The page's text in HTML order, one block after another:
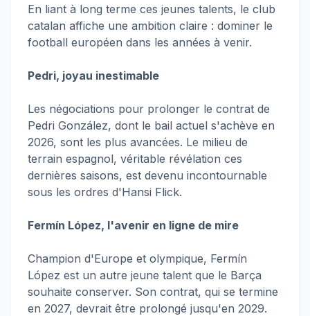
En liant à long terme ces jeunes talents, le club
catalan affiche une ambition claire : dominer le
football européen dans les années à venir.
Pedri, joyau inestimable
Les négociations pour prolonger le contrat de
Pedri González, dont le bail actuel s'achève en
2026, sont les plus avancées. Le milieu de
terrain espagnol, véritable révélation ces
dernières saisons, est devenu incontournable
sous les ordres d'Hansi Flick.
Fermín López, l'avenir en ligne de mire
Champion d'Europe et olympique, Fermín
López est un autre jeune talent que le Barça
souhaite conserver. Son contrat, qui se termine
en 2027, devrait être prolongé jusqu'en 2029.